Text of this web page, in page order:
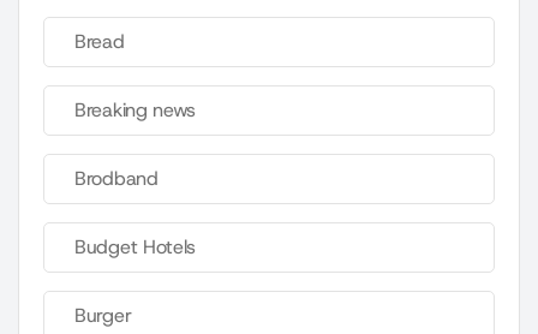
Bread
Breaking news
Brodband
Budget Hotels
Burger